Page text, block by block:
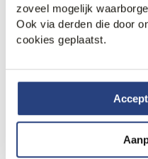
zoveel mogelijk
Ook via derden die door
cookies geplaatst.